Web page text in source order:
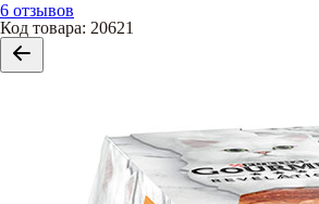
6 отзывов
Код товара: 20621